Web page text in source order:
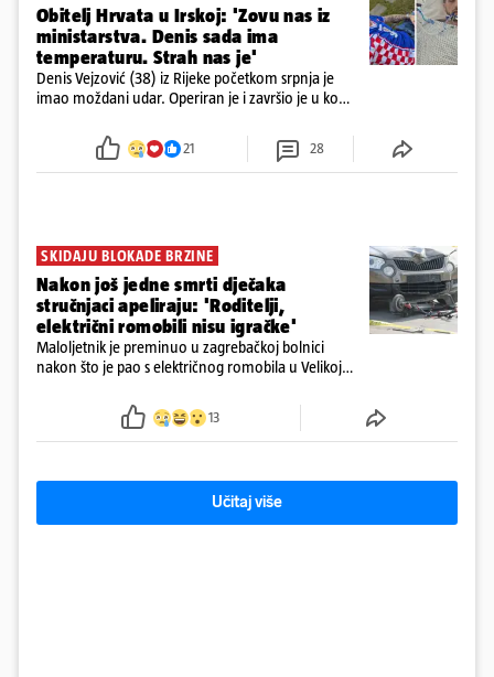
Obitelj Hrvata u Irskoj: 'Zovu nas iz
ministarstva. Denis sada ima
temperaturu. Strah nas je'
Denis Vejzović (38) iz Rijeke početkom srpnja je
imao moždani udar. Operiran je i završio je u komi.
tamošnji liječnici ne vjeruju u oporavak: 'Imamo
21 28
SKIDAJU BLOKADE BRZINE
Nakon još jedne smrti dječaka
stručnjaci apeliraju: 'Roditelji,
električni romobili nisu igračke'
Maloljetnik je preminuo u zagrebačkoj bolnici
nakon što je pao s električnog romobila u Velikoj
13
Učitaj više